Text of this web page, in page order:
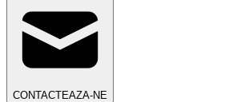
CONTACTEAZA-NE